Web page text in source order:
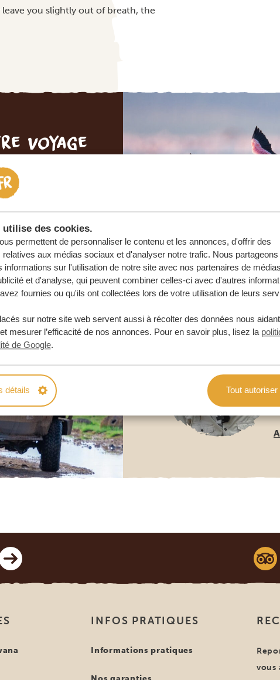
utilise des cookies.
permettent de personnaliser le contenu et les annonces, d'offrir des
relatives aux médias sociaux et d'analyser notre trafic. Nous partageons
informations sur l'utilisation de notre site avec nos partenaires de médias
et d'analyse, qui peuvent combiner celles-ci avec d'autres
fournies ou qu'ils ont collectées lors de votre utilisation de leurs
sur notre site web servent aussi à récolter des données nous
mesurer l’efficacité de nos annonces. Pour en savoir plus, lisez la
de Google.
détails Tout autoriser
you slightly out of breath, the
voyage
INFOS PRATIQUES
Informations pratiques
vous